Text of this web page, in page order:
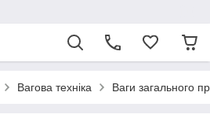
Вагова техніка Ваги загального